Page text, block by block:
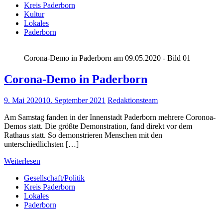
Kreis Paderborn
Kultur
Lokales
Paderborn
Corona-Demo in Paderborn am 09.05.2020 - Bild 01
Corona-Demo in Paderborn
9. Mai 202010. September 2021 Redaktionsteam
Am Samstag fanden in der Innenstadt Paderborn mehrere Coronoa-
Demos statt. Die größte Demonstration, fand direkt vor dem
Rathaus statt. So demonstrieren Menschen mit den
unterschiedlichsten […]
Weiterlesen
Gesellschaft/Politik
Kreis Paderborn
Lokales
Paderborn